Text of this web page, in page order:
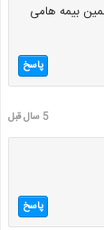
همین بیمه هامی
پاسخ
5 سال قبل
پاسخ